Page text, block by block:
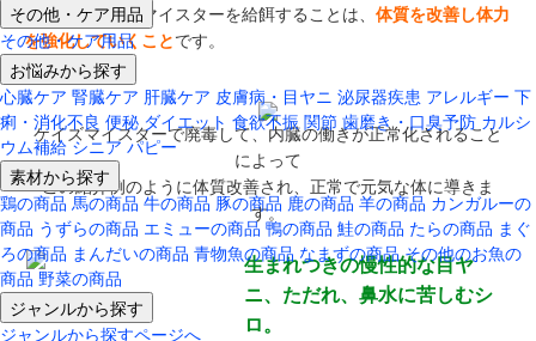
その他・ケア用品
その他・ケア用品
お悩みから探す
心臓ケア 腎臓ケア 肝臓ケア 皮膚病・目ヤニ 泌尿器疾患 アレルギー 下
痢・消化不良 便秘 ダイエット 食欲不振 関節 歯磨き・口臭予防 カルシ
ウム補給 シニア パピー
素材から探す
鶏の商品 馬の商品 牛の商品 豚の商品 鹿の商品 羊の商品 カンガルーの
商品 うずらの商品 エミューの商品 鴨の商品 鮭の商品 たらの商品 まぐ
ろの商品 まんだいの商品 青物魚の商品 なまずの商品 その他のお魚の
商品 野菜の商品
ジャンルから探す
ジャンルから探すページへ
つまり、ケイズマイスターを給餌することは、 体質を改善し体力
を強化していくことです。
ケイズマイスターで廃毒して、内臓の働きが正常化されること
によって
この紹介例のように体質改善され、正常で元気な体に導きま
す。
生まれつきの慢性的な目ヤ
ニ、ただれ、鼻水に苦しむシ
ロ。